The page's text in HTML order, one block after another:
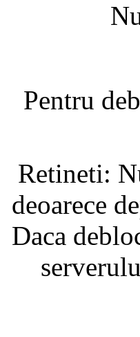
Pentru
Retineti:
deoarece
Daca